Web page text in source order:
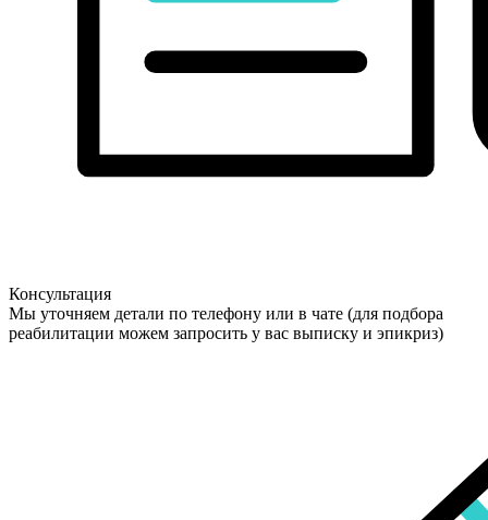
Консультация
Мы уточняем детали по телефону или в чате (для подбора
реабилитации можем запросить у вас выписку и эпикриз)